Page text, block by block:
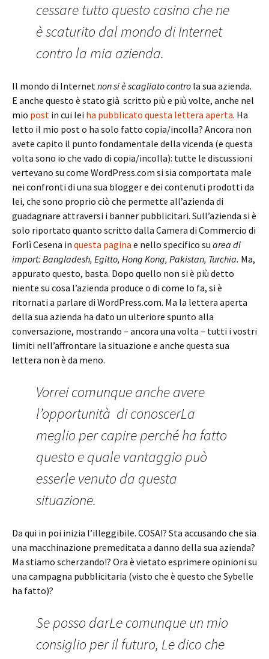
cessare tutto questo casino che ne
è scaturito dal mondo di Internet
contro la mia azienda.
Il mondo di Internetnon si è scagliato contro la sua azienda.
E anche questo è stato già scritto più e più volte, anche nel
mio post in cui lei ha pubblicato questa lettera aperta. Ha
letto il mio post o ha solo fatto copia/incolla? Ancora non
avete capito il punto fondamentale della vicenda (e questa
volta sono io che vado di copia/incolla): tutte le discussioni
vertevano su come WordPress.com si sia comportata male
nei confronti di una sua blogger e dei contenuti prodotti da
lei, che sono proprio ciò che permette all’azienda di
guadagnare attraversi i banner pubblicitari. Sull’azienda si è
solo riportato quanto scritto dalla Camera di Commercio di
Forlì Cesena in questa pagina e nello specifico su area di
import: Bangladesh, Egitto, Hong Kong, Pakistan, Turchia. Ma,
appurato questo, basta. Dopo quello non si è più detto
niente su cosa l’azienda produce o di come lo fa, si è
ritornati a parlare di WordPress.com. Ma la lettera aperta
della sua azienda ha dato un ulteriore spunto alla
conversazione, mostrando – ancora una volta – tutti i vostri
limiti nell’affrontare la situazione e anche questa sua
lettera non è da meno.
Vorrei comunque anche avere
l’opportunità di conoscerLa
meglio per capire perché ha fatto
questo e quale vantaggio può
esserle venuto da questa
situazione.
Da qui in poi inizia l’illeggibile. COSA!? Sta accusando che sia
una macchinazione premeditata a danno della sua azienda?
Ma stiamo scherzando!? Ora è vietato esprimere opinioni su
una campagna pubblicitaria (visto che è questo che Sybelle
ha fatto)?
Se posso darLe comunque un mio
consiglio per il futuro, Le dico che